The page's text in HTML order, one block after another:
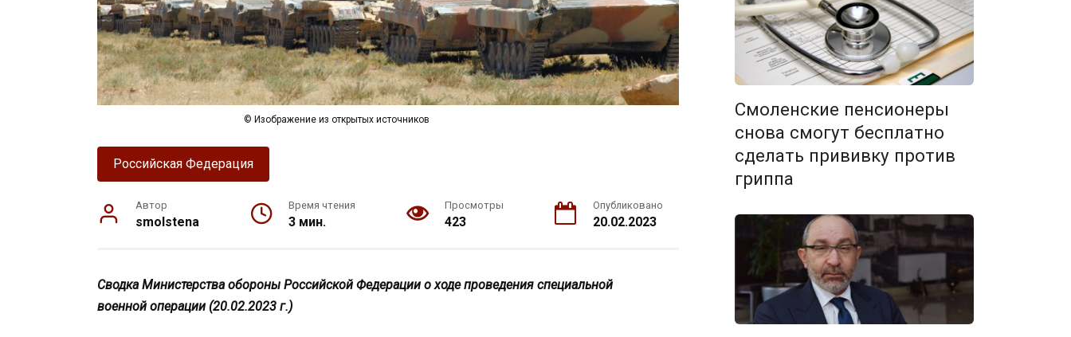
© Изображение из открытых источников
Российская Федерация
Автор
smolstena
Время чтения
3 мин.
Просмотры
423
Опубликовано
20.02.2023
Сводка Министерства обороны Российской Федерации о ходе проведения специальной
военной операции (20.02.2023 г.)
Смоленские пенсионеры
снова смогут бесплатно
сделать прививку против
гриппа